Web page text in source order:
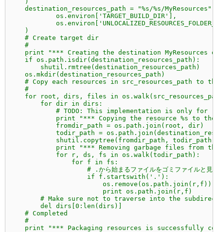
destination_resources_path = "%s/%s/MyResources"
            os.environ['TARGET_BUILD_DIR'],
    )
    # Create target dir
    #
print "*** Creating the destination MyResources
    if os.path.isdir(destination_resources_path):
        shutil.rmtree(destination_resources_path)
    os.mkdir(destination_resources_path)
# Copy each resources in src_resources_path to
    #
for root, dirs, files in
        for dir in dirs:
# TODO: This implementation is only for
print "*** Copying the resource %s to
            fromdir_path = os.path.join(root, dir)
todir_path =
            shutil.copytree(fromdir_path, todir_path)
print "*** Removing garbage files from
            for r, ds, fs in os.walk(todir_path):
                for f in fs:
# .から始まるファイルをゴミファイルと見な
                    if f.startswith('.'):
                        os.remove(os.path.join(r,f))
                        print os.path.join(r,f)
# Make sure not to traverse into the
        del dirs[0:len(dirs)]
    # Completed
    #
print "*** Packaging resources is successfully